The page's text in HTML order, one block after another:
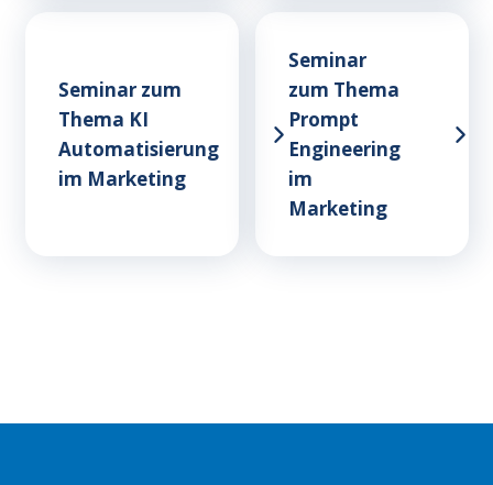
Seminar zum
Thema KI
Automatisierung
im Marketing
Seminar
zum Thema
Prompt
Engineering
im
Marketing